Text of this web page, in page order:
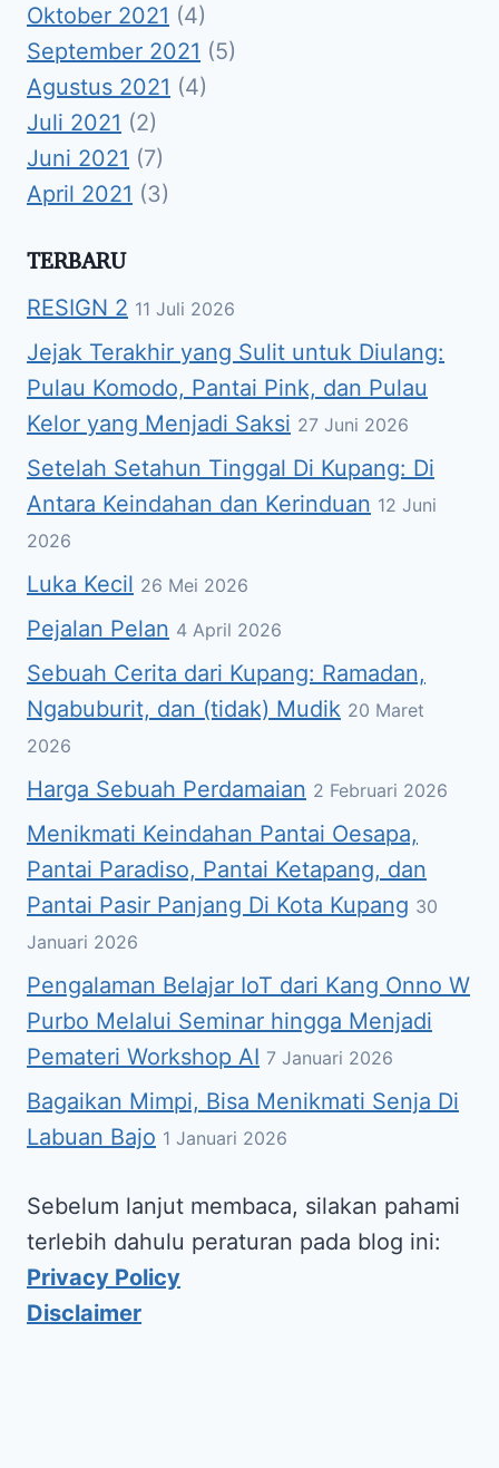
Oktober 2021 (4)
September 2021 (5)
Agustus 2021 (4)
Juli 2021 (2)
Juni 2021 (7)
April 2021 (3)
TERBARU
RESIGN 2 11 Juli 2026
Jejak Terakhir yang Sulit untuk Diulang:
Pulau Komodo, Pantai Pink, dan Pulau
Kelor yang Menjadi Saksi 27 Juni 2026
Setelah Setahun Tinggal Di Kupang: Di
Antara Keindahan dan Kerinduan 12 Juni
2026
Luka Kecil 26 Mei 2026
Pejalan Pelan 4 April 2026
Sebuah Cerita dari Kupang: Ramadan,
Ngabuburit, dan (tidak) Mudik 20 Maret
2026
Harga Sebuah Perdamaian 2 Februari 2026
Menikmati Keindahan Pantai Oesapa,
Pantai Paradiso, Pantai Ketapang, dan
Pantai Pasir Panjang Di Kota Kupang 30
Januari 2026
Pengalaman Belajar IoT dari Kang Onno W
Purbo Melalui Seminar hingga Menjadi
Pemateri Workshop AI 7 Januari 2026
Bagaikan Mimpi, Bisa Menikmati Senja Di
Labuan Bajo 1 Januari 2026
Sebelum lanjut membaca, silakan pahami
terlebih dahulu peraturan pada blog ini:
Privacy Policy
Disclaimer